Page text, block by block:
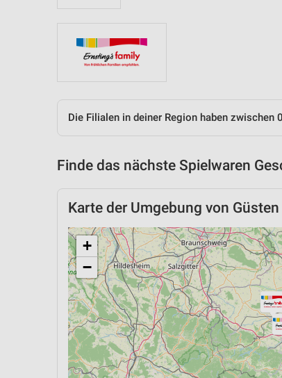
Die Filialen in deiner Region haben
Finde das nächste Spielwaren
Karte der Umgebung von Güsten
+
−